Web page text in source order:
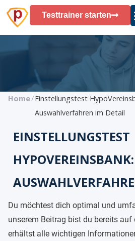
Testtrainer starten
Home/Einstellungstest
Auswahlverfahren im Detail
EINSTELLUNGSTEST
Du möchtest dich optimal und
unserem Beitrag bist du bereits auf
erhältst alle wichtigen